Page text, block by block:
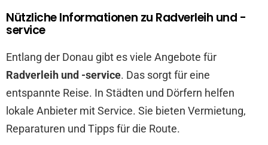
Nützliche Informationen zu Radverleih und -
service
Entlang der Donau gibt es viele Angebote für
Radverleih und -service. Das sorgt für eine
entspannte Reise. In Städten und Dörfern helfen
lokale Anbieter mit Service. Sie bieten Vermietung,
Reparaturen und Tipps für die Route.